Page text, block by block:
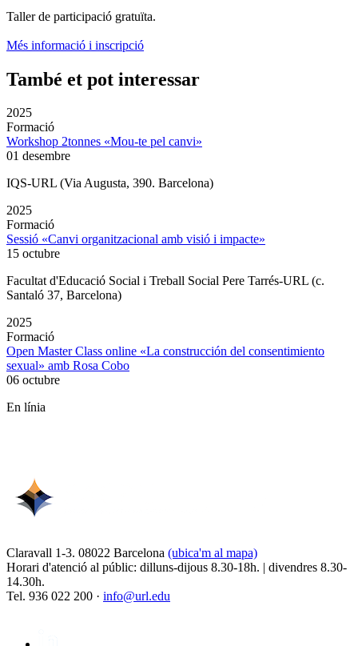
Taller de participació gratuïta.
Més informació i inscripció
També et pot interessar
2025
Formació
Workshop 2tonnes «Mou-te pel canvi»
01 desembre
IQS-URL (Via Augusta, 390. Barcelona)
2025
Formació
Sessió «Canvi organitzacional amb visió i impacte»
15 octubre
Facultat d'Educació Social i Treball Social Pere Tarrés-URL (c.
Santaló 37, Barcelona)
2025
Formació
Open Master Class online «La construcción del consentimiento
sexual» amb Rosa Cobo
06 octubre
En línia
Claravall 1-3. 08022 Barcelona (ubica'm al mapa)
Horari d'atenció al públic: dilluns-dijous 8.30-18h. | divendres 8.30-
14.30h.
Tel. 936 022 200 · info@url.edu